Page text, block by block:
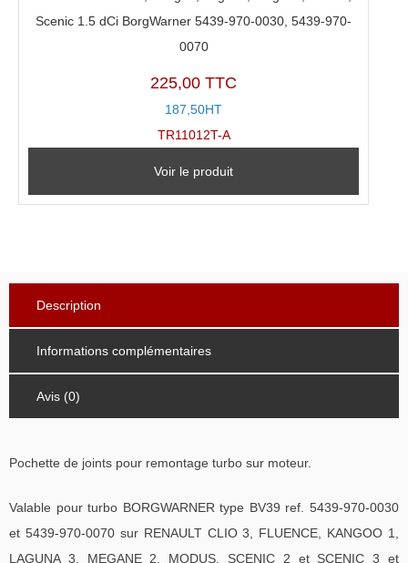
Scenic 1.5 dCi BorgWarner 5439-970-0030, 5439-970-
0070
225,00 TTC
187,50HT
TR11012T-A
Voir le produit
Description
Informations complémentaires
Avis (0)
Pochette de joints pour remontage turbo sur moteur.
Valable pour turbo BORGWARNER type BV39 ref. 5439-970-0030
et 5439-970-0070 sur RENAULT CLIO 3, FLUENCE, KANGOO 1,
LAGUNA 3, MEGANE 2, MODUS, SCENIC 2 et SCENIC 3 et